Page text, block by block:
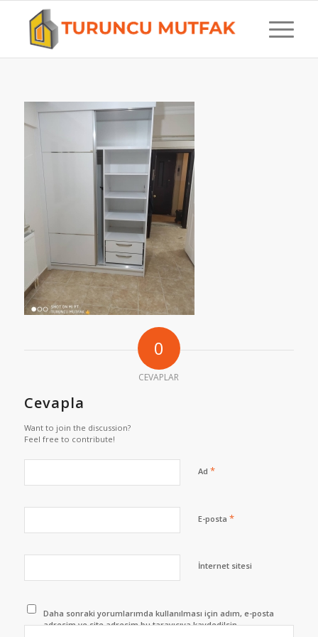
0
CEVAPLAR
Cevapla
Want to join the discussion?
Feel free to contribute!
Ad *
E-posta *
İnternet sitesi
Daha sonraki yorumlarımda kullanılması için adım, e-posta
adresim ve site adresim bu tarayıcıya kaydedilsin.